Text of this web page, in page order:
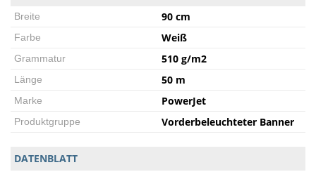
Breite 90 cm
Farbe Weiß
Grammatur 510 g/m2
Länge 50 m
Marke PowerJet
Produktgruppe Vorderbeleuchteter Banner
DATENBLATT